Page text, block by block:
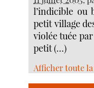
l’indicible ou
petit village
violée tuée
petit (…)
Afficher toute